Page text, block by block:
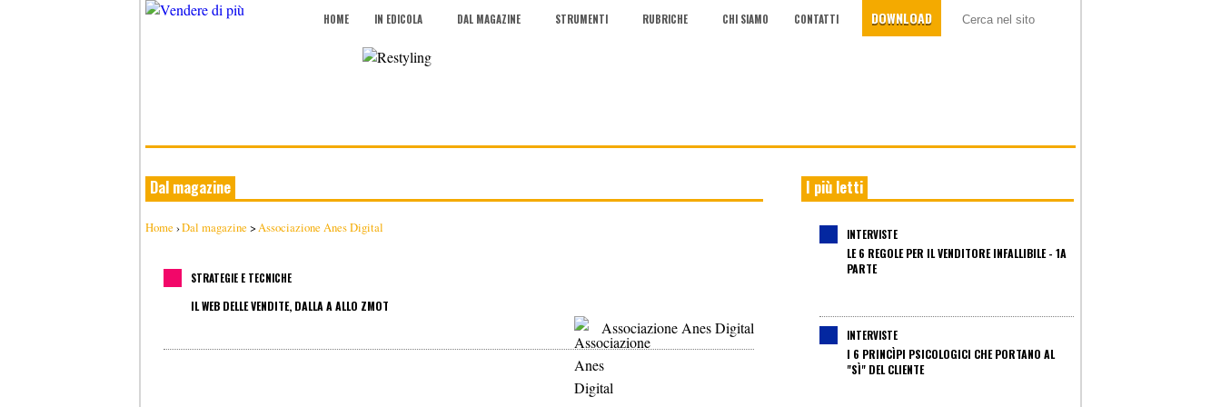
HOME IN EDICOLA DAL MAGAZINE STRUMENTI RUBRICHE CHI SIAMO CONTATTI DOWNLOAD
Dal magazine
Home ›Dal magazine >Associazione Anes Digital
STRATEGIE E TECNICHE
IL WEB DELLE VENDITE, DALLA A ALLO ZMOT
Associazione Anes Digital
I più letti
INTERVISTE
LE 6 REGOLE PER IL VENDITORE INFALLIBILE - 1A
PARTE
INTERVISTE
I 6 PRINCÌPI PSICOLOGICI CHE PORTANO AL
"SÌ" DEL CLIENTE